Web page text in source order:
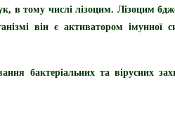
в тому числі лізоцим. Лізоцим
він є активатором
бактеріальних та вірусних